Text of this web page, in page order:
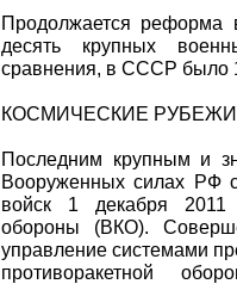
Продолжается реформа
десять крупных
сравнения, в СССР было
КОСМИЧЕСКИЕ РУБЕЖИ
Последним крупным и
Вооруженных силах РФ
войск 1 декабря 2011
обороны (ВКО).
управление системами
противоракетной